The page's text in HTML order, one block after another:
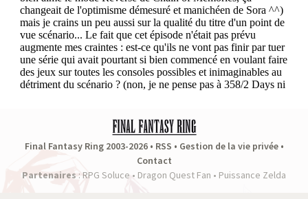
Final Fantasy Ring 2003-2026 • RSS • Gestion de la vie privée•
Contact
Partenaires : RPG Soluce • Dragon Quest Fan • Puissance Zelda